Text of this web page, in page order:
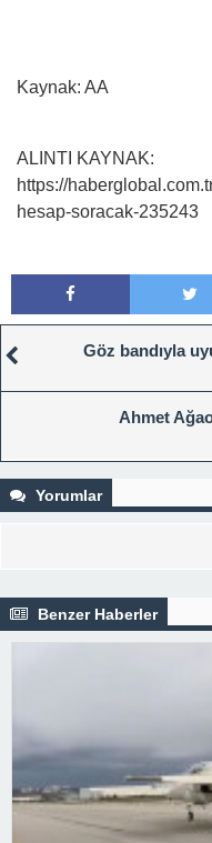
Kaynak: AA
ALINTI KAYNAK:
https://
hesap-soracak-235243
Göz bandıyla
Ahmet
Yorumlar
Benzer Haberler